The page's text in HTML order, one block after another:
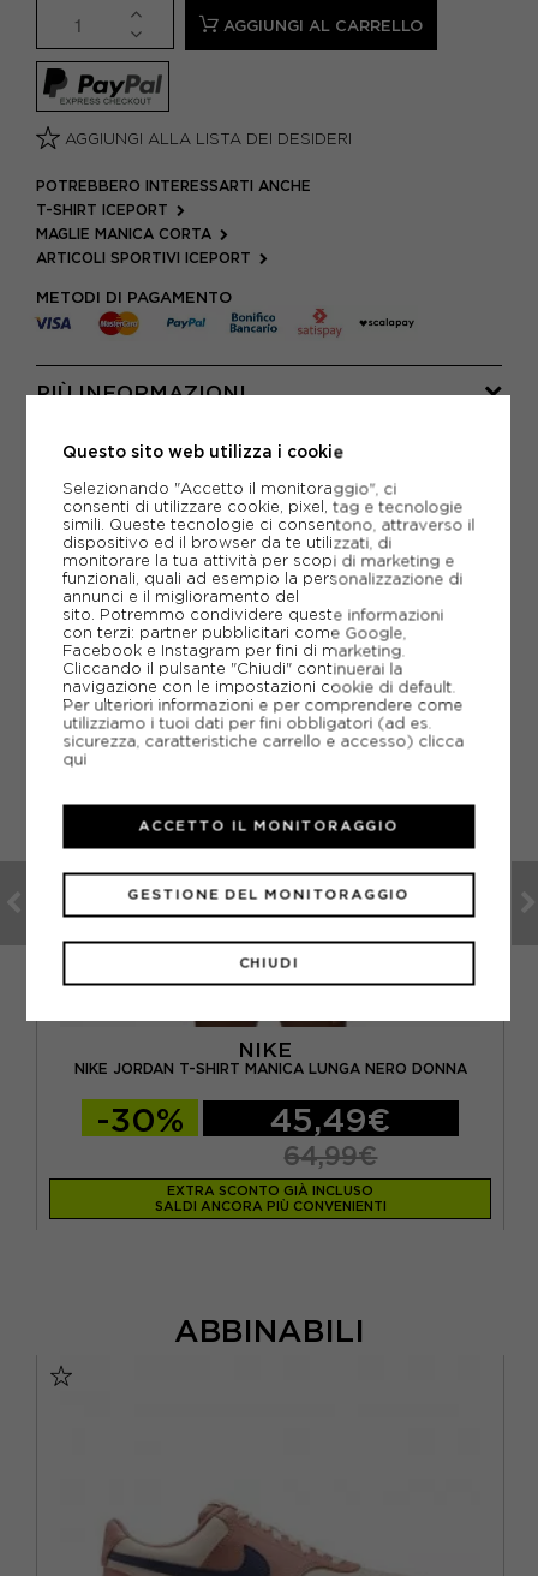
AGGIUNGI AL CARRELLO
AGGIUNGI ALLA LISTA DEI DESIDERI
POTREBBERO INTERESSARTI ANCHE
T-SHIRT ICEPORT
MAGLIE MANICA CORTA
ARTICOLI SPORTIVI ICEPORT
METODI DI PAGAMENTO
PIÙ INFORMAZIONI
SCHEDA TECNICA
GUIDA ALLE TAGLIE
CONSIGLIATI DA NOI
NIKE
NIKE JORDAN T-SHIRT MANICA LUNGA NERO DONNA
-30% 45,49€
64,99€
EXTRA SCONTO GIÀ INCLUSO
SALDI ANCORA PIÙ CONVENIENTI
ABBINABILI
Questo sito web utilizza i cookie
Selezionando "Accetto il monitoraggio", ci
consenti di utilizzare cookie, pixel, tag e tecnologie
simili. Queste tecnologie ci consentono, attraverso il
dispositivo ed il browser da te utilizzati, di
monitorare la tua attività per scopi di marketing e
funzionali, quali ad esempio la personalizzazione di
annunci e il miglioramento del
sito. Potremmo condividere queste informazioni
con terzi: partner pubblicitari come Google,
Facebook e Instagram per fini di marketing.
Cliccando il pulsante "Chiudi" continuerai la
navigazione con le impostazioni cookie di default.
Per ulteriori informazioni e per comprendere come
utilizziamo i tuoi dati per fini obbligatori (ad es.
sicurezza, caratteristiche carrello e accesso) clicca
qui
CHIUDI
GESTIONE DEL MONITORAGGIO
ACCETTO IL MONITORAGGIO